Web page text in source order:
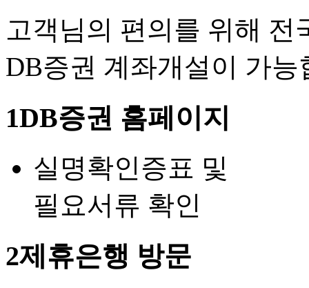
고객님의 편의를 위해
DB증권 계좌개설이 가
1DB증권 홈페이지
실명확인증표 및
필요서류 확인
2제휴은행 방문